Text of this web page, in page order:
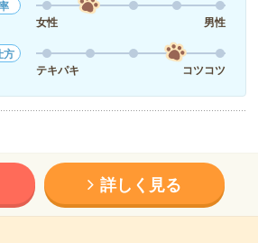
女性
男性
方
テキパキ
コツコツ
詳しく見る